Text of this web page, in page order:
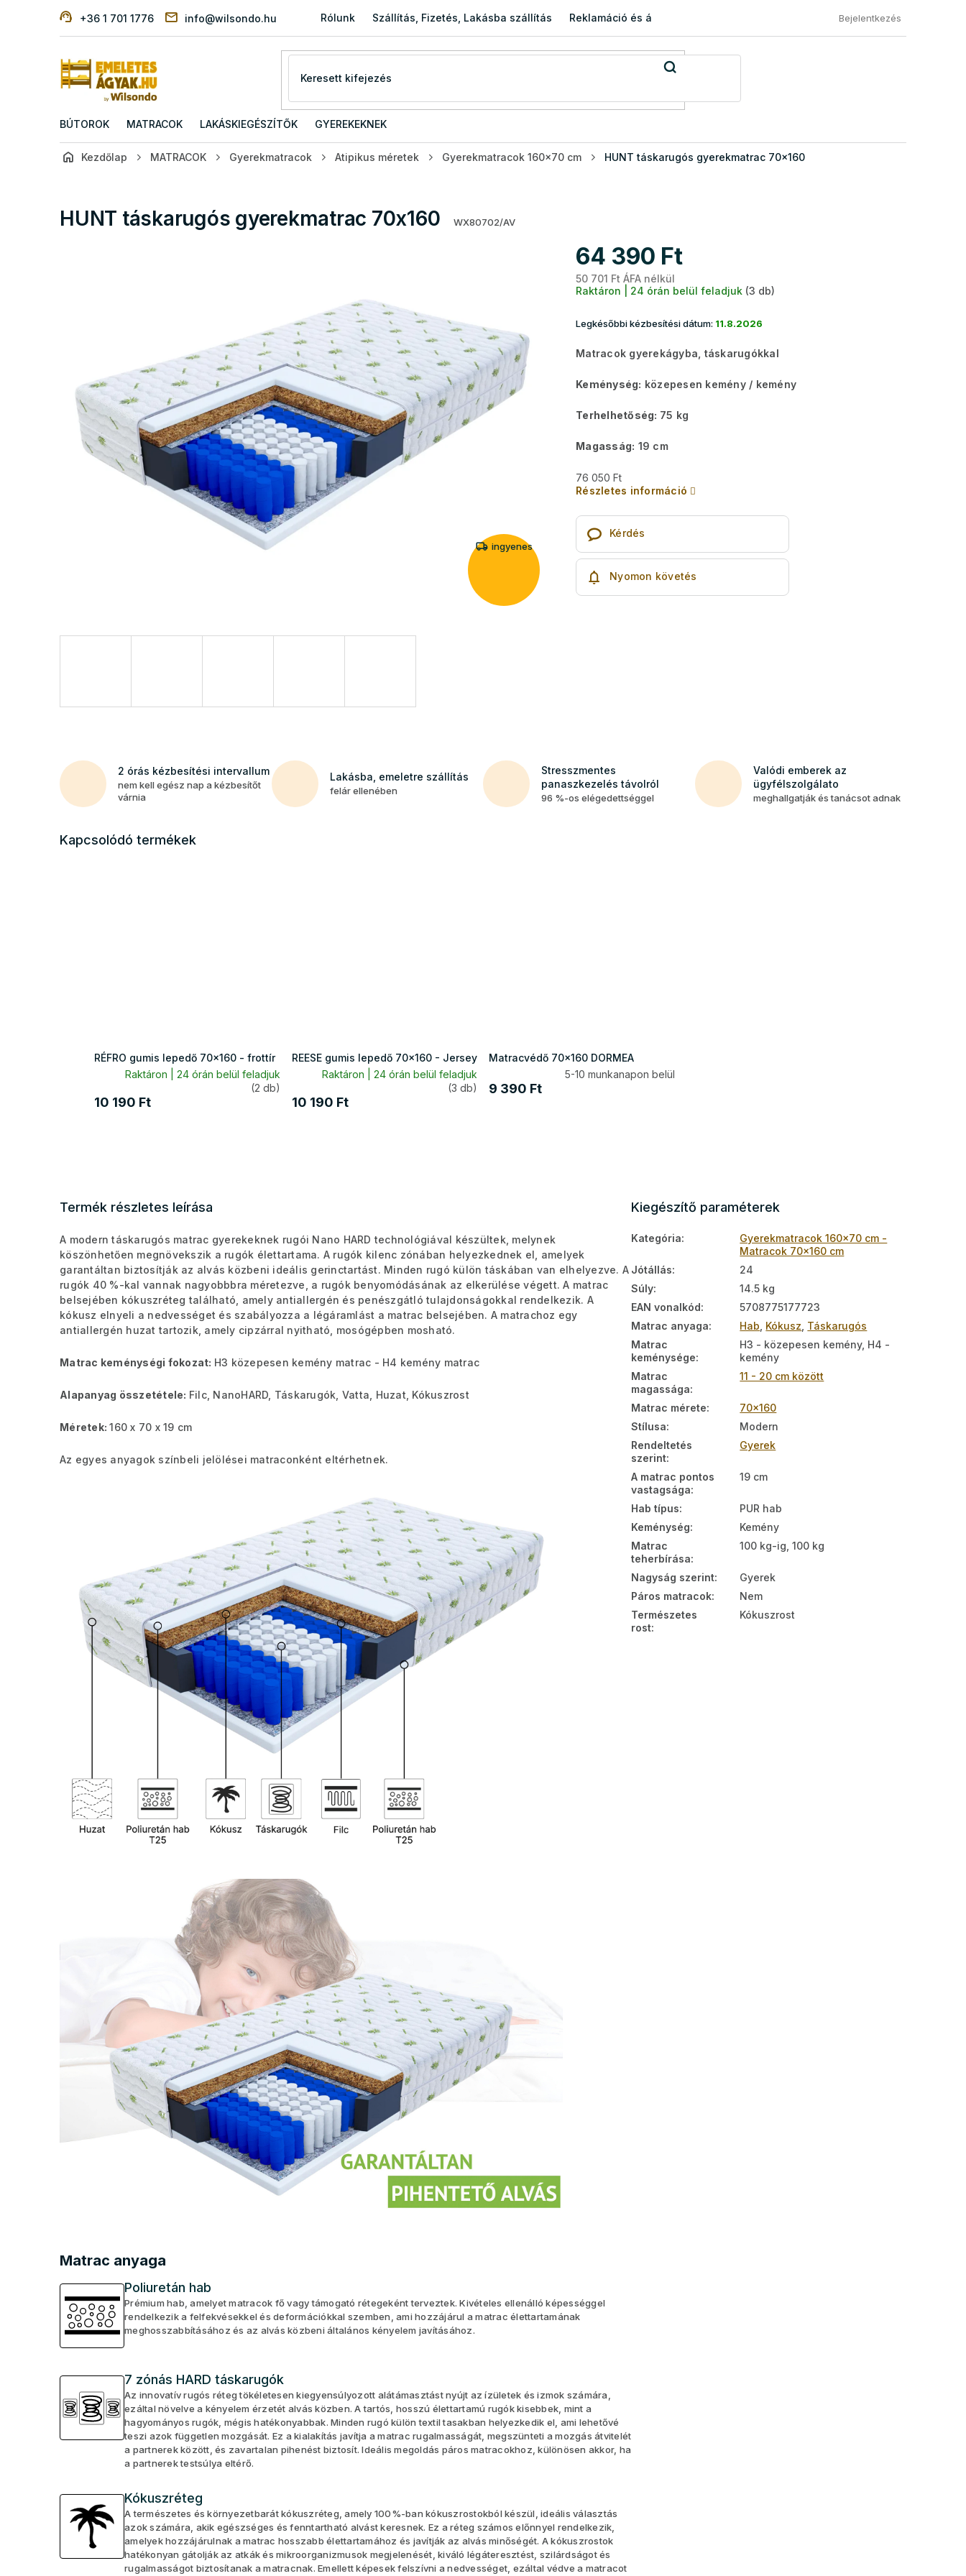
+36 1 701 1776 info@wilsondo.hu Rólunk Szállítás, Fizetés, Lakásba szállítás Reklamáció és áru visszaküldése Általános Szerződési Feltételek
Bejelentkezés
BÚTOROK MATRACOK LAKÁSKIEGÉSZÍTŐK GYEREKEKNEK
Kezdőlap MATRACOK Gyerekmatracok Atipikus méretek Gyerekmatracok 160x70 cm HUNT táskarugós gyerekmatrac 70x160
HUNT táskarugós gyerekmatrac 70x160 WX80702/AV
ingyenes
64 390 Ft
50 701 Ft ÁFA nélkül
Raktáron | 24 órán belül feladjuk (3 db)
Legkésőbbi kézbesítési dátum: 11.8.2026
Matracok gyerekágyba, táskarugókkal
Keménység: közepesen kemény / kemény
Terhelhetőség: 75 kg
Magasság: 19 cm
76 050 Ft
Részletes információ
Kérdés
Nyomon követés
2 órás kézbesítési intervallum
nem kell egész nap a kézbesítőt
várnia
Lakásba, emeletre szállítás
felár ellenében
Stresszmentes
panaszkezelés távolról
96 %-os elégedettséggel
Valódi emberek az
ügyfélszolgálato
meghallgatják és tanácsot adnak
Kapcsolódó termékek
RÉFRO gumis lepedő 70x160 - frottír
Raktáron | 24 órán belül feladjuk
(2 db)
10 190 Ft
REESE gumis lepedő 70x160 - Jersey
Raktáron | 24 órán belül feladjuk
(3 db)
10 190 Ft
Matracvédő 70x160 DORMEA
5-10 munkanapon belül
9 390 Ft
Termék részletes leírása
A modern táskarugós matrac gyerekeknek rugói Nano HARD technológiával készültek, melynek
köszönhetően megnövekszik a rugók élettartama. A rugók kilenc zónában helyezkednek el, amelyek
garantáltan biztosítják az alvás közbeni ideális gerinctartást. Minden rugó külön táskában van elhelyezve. A
rugók 40 %-kal vannak nagyobbbra méretezve, a rugók benyomódásának az elkerülése végett. A matrac
belsejében kókuszréteg található, amely antiallergén és penészgátló tulajdonságokkal rendelkezik. A
kókusz elnyeli a nedvességet és szabályozza a légáramlást a matrac belsejében. A matrachoz egy
antiallergén huzat tartozik, amely cipzárral nyitható, mosógépben mosható.
Matrac keménységi fokozat: H3 közepesen kemény matrac - H4 kemény matrac
Alapanyag összetétele: Filc, NanoHARD, Táskarugók, Vatta, Huzat, Kókuszrost
Méretek:160 x 70 x 19 cm
Az egyes anyagok színbeli jelölései matraconként eltérhetnek.
Matrac anyaga
Poliuretán hab
Prémium hab, amelyet matracok fő vagy támogató rétegeként terveztek. Kivételes ellenálló képességgel
rendelkezik a felfekvésekkel és deformációkkal szemben, ami hozzájárul a matrac élettartamának
meghosszabbításához és az alvás közbeni általános kényelem javításához.
7 zónás HARD táskarugók
Az innovatív rugós réteg tökéletesen kiegyensúlyozott alátámasztást nyújt az ízületek és izmok számára,
ezáltal növelve a kényelem érzetét alvás közben. A tartós, hosszú élettartamú rugók kisebbek, mint a
hagyományos rugók, mégis hatékonyabbak. Minden rugó külön textil tasakban helyezkedik el, ami lehetővé
teszi azok független mozgását. Ez a kialakítás javítja a matrac rugalmasságát, megszünteti a mozgás átvitelét
a partnerek között, és zavartalan pihenést biztosít. Ideális megoldás páros matracokhoz, különösen akkor, ha
a partnerek testsúlya eltérő.
Kókuszréteg
A természetes és környezetbarát kókuszréteg, amely 100%-ban kókuszrostokból készül, ideális választás
azok számára, akik egészséges és fenntartható alvást keresnek. Ez a réteg számos előnnyel rendelkezik,
amelyek hozzájárulnak a matrac hosszabb élettartamához és javítják az alvás minőségét. A kókuszrostok
hatékonyan gátolják az atkák és mikroorganizmusok megjelenését, kiváló légáteresztést, szilárdságot és
rugalmasságot biztosítanak a matracnak. Emellett képesek felszívni a nedvességet, ezáltal védve a matracot
Kiegészítő paraméterek
Kategória:
Gyerekmatracok 160x70 cm -
Matracok 70x160 cm
Jótállás:
24
Súly:
14.5 kg
EAN vonalkód:
5708775177723
Matrac anyaga: Hab Kókusz Táskarugós
Matrac
keménysége:
H3 - közepesen kemény, H4 -
kemény
Matrac
magassága:
11 - 20 cm között
Matrac mérete:
70x160
Stílusa:
Modern
Rendeltetés
szerint:
Gyerek
A matrac pontos
vastagsága:
19 cm
Hab típus:
PUR hab
Keménység:
Kemény
Matrac
teherbírása:
100 kg-ig, 100 kg
Nagyság szerint:
Gyerek
Páros matracok:
Nem
Természetes
rost:
Kókuszrost